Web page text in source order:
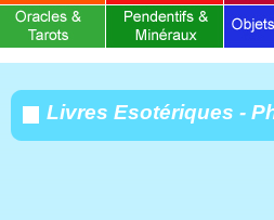
Livres Esotériques -